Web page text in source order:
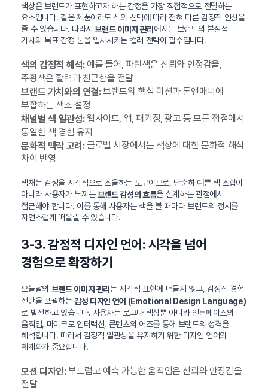
색상은 브랜드가 표현하고자 하는 감정을 가장 직접적으로 전달하는
요소입니다. 같은 제품이라도 색의 선택에 따라 전혀 다른 감정적 인상을
줄 수 있습니다. 따라서 브랜드 이미지 관리에서는 브랜드의 본질적
가치와 목표 감정 톤을 일치시키는 컬러 전략이 필수입니다.
색의 감정적 해석:예를 들어, 파란색은 신뢰와 안정감을,
주황색은 활력과 친근함을 전달
브랜드 가치와의 연결:브랜드의 핵심 미션과 톤앤매너에
부합하는 색조 설정
채널별 색 일관성:웹사이트, 앱, 패키징, 광고 등 모든 접점에서
동일한 색 경험 유지
문화적 맥락 고려:글로벌 시장에서는 색상에 대한 문화적 해석
차이 반영
색채는 감정을 시각적으로 조율하는 도구이므로, 단순히 예쁜 색 조합이
아니라 사용자가 느끼는브랜드 감성의 흐름을 설계하는 관점에서
접근해야 합니다. 이를 통해 사용자는 색을 볼 때마다 브랜드의 정서를
자연스럽게 떠올릴 수 있습니다.
3-3. 감정적 디자인 언어: 시각을 넘어
경험으로 확장하기
오늘날의 브랜드 이미지 관리 는 시각적 표현에 머물지 않고, 감정적 경험
전반을 포괄하는감성 디자인 언어 (Emotional Design Language)
로 발전하고 있습니다. 사용자는 로고나 색상뿐 아니라 인터페이스의
움직임, 마이크로 인터랙션, 콘텐츠의 어조를 통해 브랜드의 성격을
해석합니다. 따라서 감정적 일관성을 유지하기 위한 디자인 언어의
체계화가 중요합니다.
모션 디자인:부드럽고 예측 가능한 움직임은 신뢰와 안정감을
전달